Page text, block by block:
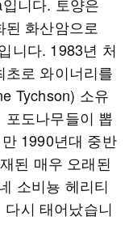
화산암으로
니다. 1983년 처
로 와이너리를
Tychson) 소유
도나무들이 뽑
1990년대 중반
된 매우 오래된
소비뇽 헤리티
시 태어났습니